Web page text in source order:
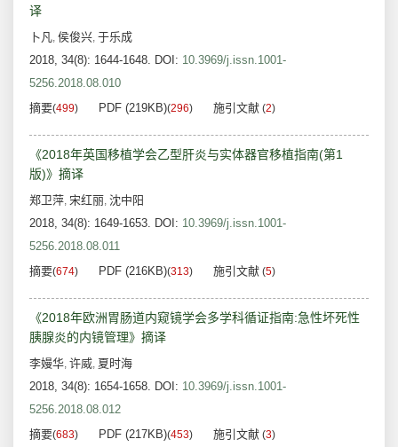
译
卜凡, 侯俊兴, 于乐成
2018, 34(8): 1644-1648. DOI: 10.3969/j.issn.1001-
5256.2018.08.010
摘要(499) PDF (219KB)(296) 施引文献 (2)
《2018年英国移植学会乙型肝炎与实体器官移植指南(第1
版)》摘译
郑卫萍, 宋红丽, 沈中阳
2018, 34(8): 1649-1653. DOI: 10.3969/j.issn.1001-
5256.2018.08.011
摘要(674) PDF (216KB)(313) 施引文献 (5)
《2018年欧洲胃肠道内窥镜学会多学科循证指南:急性坏死性
胰腺炎的内镜管理》摘译
李嫚华, 许威, 夏时海
2018, 34(8): 1654-1658. DOI: 10.3969/j.issn.1001-
5256.2018.08.012
摘要(683) PDF (217KB)(453) 施引文献 (3)